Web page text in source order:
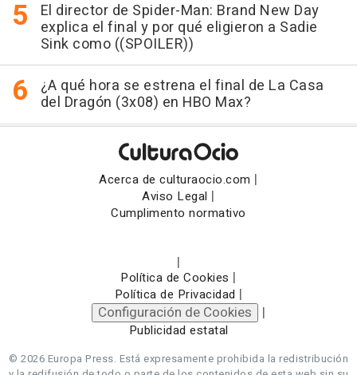
El director de Spider-Man: Brand New Day
explica el final y por qué eligieron a Sadie
Sink como ((SPOILER))
¿A qué hora se estrena el final de La Casa
del Dragón (3x08) en HBO Max?
Acerca de culturaocio.com |
Aviso Legal |
Cumplimento normativo
|
Política de Cookies |
Política de Privacidad |
Configuración de Cookies |
Publicidad estatal
© 2026 Europa Press. Está expresamente prohibida la redistribución